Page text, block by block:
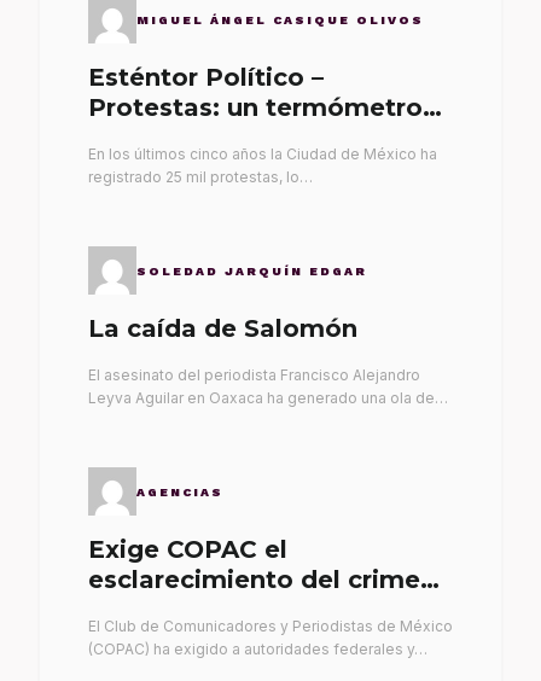
MIGUEL ÁNGEL CASIQUE OLIVOS
Esténtor Político –
Protestas: un termómetro
En los últimos cinco años la Ciudad de México ha
registrado 25 mil protestas, lo…
SOLEDAD JARQUÍN EDGAR
La caída de Salomón
El asesinato del periodista Francisco Alejandro
Leyva Aguilar en Oaxaca ha generado una ola de…
AGENCIAS
Exige COPAC el
esclarecimiento del crimen
El Club de Comunicadores y Periodistas de México
(COPAC) ha exigido a autoridades federales y…